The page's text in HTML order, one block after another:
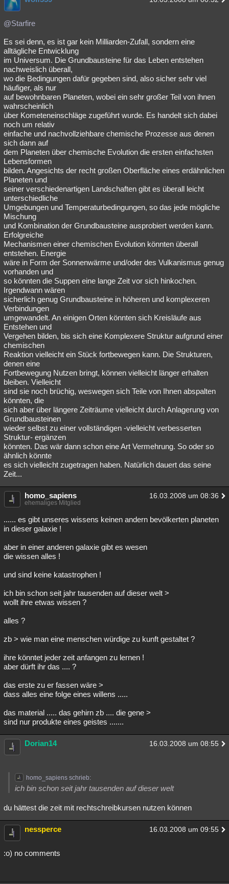
@Starfire
Es sei denn, es ist gar kein Milliarden-Zufall, sondern eine
alltägliche Entwicklung
im Universum. Die Grundbausteine für das Leben entstehen
nachweislich überall,
wo die Bedingungen dafür gegeben sind, also sicher sehr viel
häufiger, als nur
auf bewohnbaren Planeten, wobei ein sehr großer Teil von ihnen
wahrscheinlich
über Kometeneinschläge zugeführt wurde. Es handelt sich dabei
noch um relativ
einfache und nachvollziehbare chemische Prozesse aus denen
sich dann auf
dem Planeten über chemische Evolution die ersten einfachsten
Lebensformen
bilden. Angesichts der recht großen Oberfläche eines erdähnlichen
Planeten und
seiner verschiedenartigen Landschaften gibt es überall leicht
unterschiedliche
Umgebungen und Temperaturbedingungen, so das jede mögliche
Mischung
und Kombination der Grundbausteine ausprobiert werden kann.
Erfolgreiche
Mechanismen einer chemischen Evolution könnten überall
entstehen. Energie
wäre in Form der Sonnenwärme und/oder des Vulkanismus genug
vorhanden und
so könnten die Suppen eine lange Zeit vor sich hinkochen.
Irgendwann wären
sicherlich genug Grundbausteine in höheren und komplexeren
Verbindungen
umgewandelt. An einigen Orten könnten sich Kreisläufe aus
Entstehen und
Vergehen bilden, bis sich eine Komplexere Struktur aufgrund einer
chemischen
Reaktion vielleicht ein Stück fortbewegen kann. Die Strukturen,
denen eine
Fortbewegung Nutzen bringt, können vielleicht länger erhalten
bleiben. Vielleicht
sind sie noch brüchig, weswegen sich Teile von Ihnen abspalten
könnten, die
sich aber über längere Zeiträume vielleicht durch Anlagerung von
Grundbausteinen
wieder selbst zu einer vollständigen -vielleicht verbesserten
Struktur- ergänzen
könnten. Das wär dann schon eine Art Vermehrung. So oder so
ähnlich könnte
es sich vielleicht zugetragen haben. Natürlich dauert das seine
Zeit...
homo_sapiens 16.03.2008 um 08:36
ehemaliges Mitglied
...... es gibt unseres wissens keinen andern bevölkerten planeten
in dieser galaxie !
aber in einer anderen galaxie gibt es wesen
die wissen alles !
und sind keine katastrophen !
ich bin schon seit jahr tausenden auf dieser welt >
wollt ihre etwas wissen ?
alles ?
zb > wie man eine menschen würdige zu kunft gestaltet ?
ihre könntet jeder zeit anfangen zu lernen !
aber dürft ihr das .... ?
das erste zu er fassen wäre >
dass alles eine folge eines willens .....
das material ..... das gehirn zb .... die gene >
sind nur produkte eines geistes .......
Dorian14 16.03.2008 um 08:55
homo_sapiens schrieb:
ich bin schon seit jahr tausenden auf dieser welt
du hättest die zeit mit rechtschreibkursen nutzen können
nessperce 16.03.2008 um 09:55
:o) no comments